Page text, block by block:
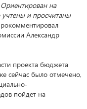
на
учтены и просчитаны
Александр
проекта бюджета
сейчас было отмечено,
пойдет на